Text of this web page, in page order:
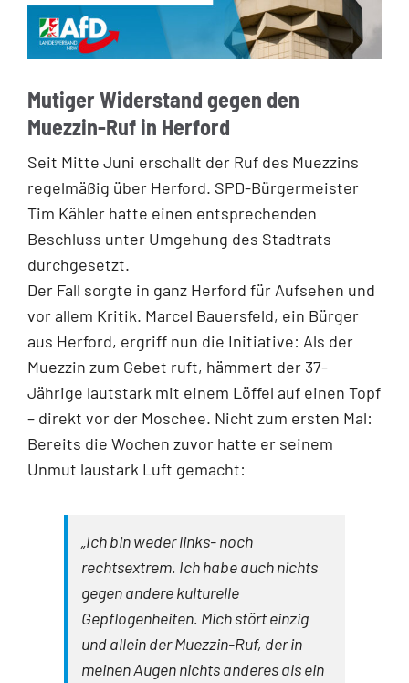
Mutiger Widerstand gegen den
Muezzin-Ruf in Herford
Seit Mitte Juni erschallt der Ruf des Muezzins
regelmäßig über Herford. SPD-Bürgermeister
Tim Kähler hatte einen entsprechenden
Beschluss unter Umgehung des Stadtrats
durchgesetzt.
Der Fall sorgte in ganz Herford für Aufsehen und
vor allem Kritik. Marcel Bauersfeld, ein Bürger
aus Herford, ergriff nun die Initiative: Als der
Muezzin zum Gebet ruft, hämmert der 37-
Jährige lautstark mit einem Löffel auf einen Topf
– direkt vor der Moschee. Nicht zum ersten Mal:
Bereits die Wochen zuvor hatte er seinem
Unmut laustark Luft gemacht:
„Ich bin weder links- noch
rechtsextrem. Ich habe auch nichts
gegen andere kulturelle
Gepflogenheiten. Mich stört einzig
und allein der Muezzin-Ruf, der in
meinen Augen nichts anderes als ein